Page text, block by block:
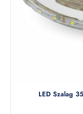
LED Szalag